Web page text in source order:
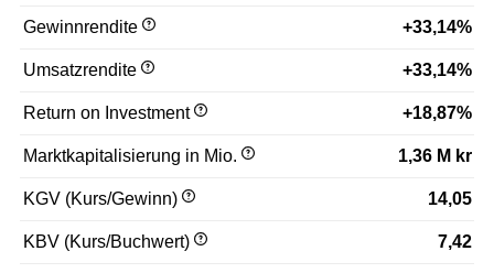
Gewinnrendite +33,14%
Umsatzrendite +33,14%
Return on Investment +18,87%
Marktkapitalisierung in Mio. 1,36 M kr
KGV (Kurs/Gewinn) 14,05
KBV (Kurs/Buchwert) 7,42